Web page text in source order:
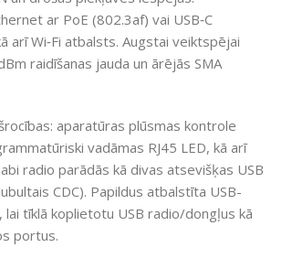
ar PoE (802.3af) vai USB‑C
arī Wi‑Fi atbalsts. Augstai veiktspējai
raidīšanas jauda un ārējās SMA
aparatūras plūsmas kontrole
vadāmas RJ45 LED, kā arī
radio parādās kā divas atsevišķas USB
CDC). Papildus atbalstīta USB-
tīklā koplietotu USB radio/dongļus kā
portus.